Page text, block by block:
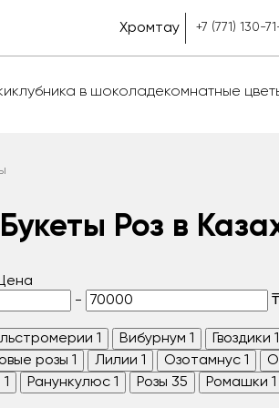
Хромтау +7 (771) 130-
клубника в шоколадекомнатные
Роз в
-
₸
1 Вибурнум 1 Гвоздики 1
розы 1 Лилии 1 Озотамнус 1
1 Ранункулюс 1 Розы 35 Ромашки 1